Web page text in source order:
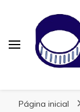
Página inicial